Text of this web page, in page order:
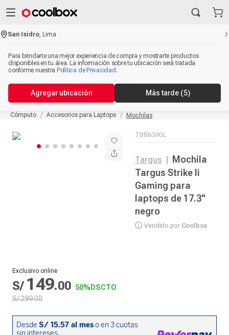
San Isidro ,Lima
Para brindarte una mejor experiencia de compra y mostrarte productos
disponibles en tu área. La información sobre tu ubicación será tratada
conforme nuestra Política de Privacidad .
Agregar ubicación Más tarde (4)
Cómputo Accesorios para Laptops Mochilas
TBB639GL
Targus
Mochila
Targus Strike Ii
Gaming para
laptops de 17.3"
negro
Vendido por Coolbox
Exclusivo online
S/ 149.00 50% DSCTO
S/299.00